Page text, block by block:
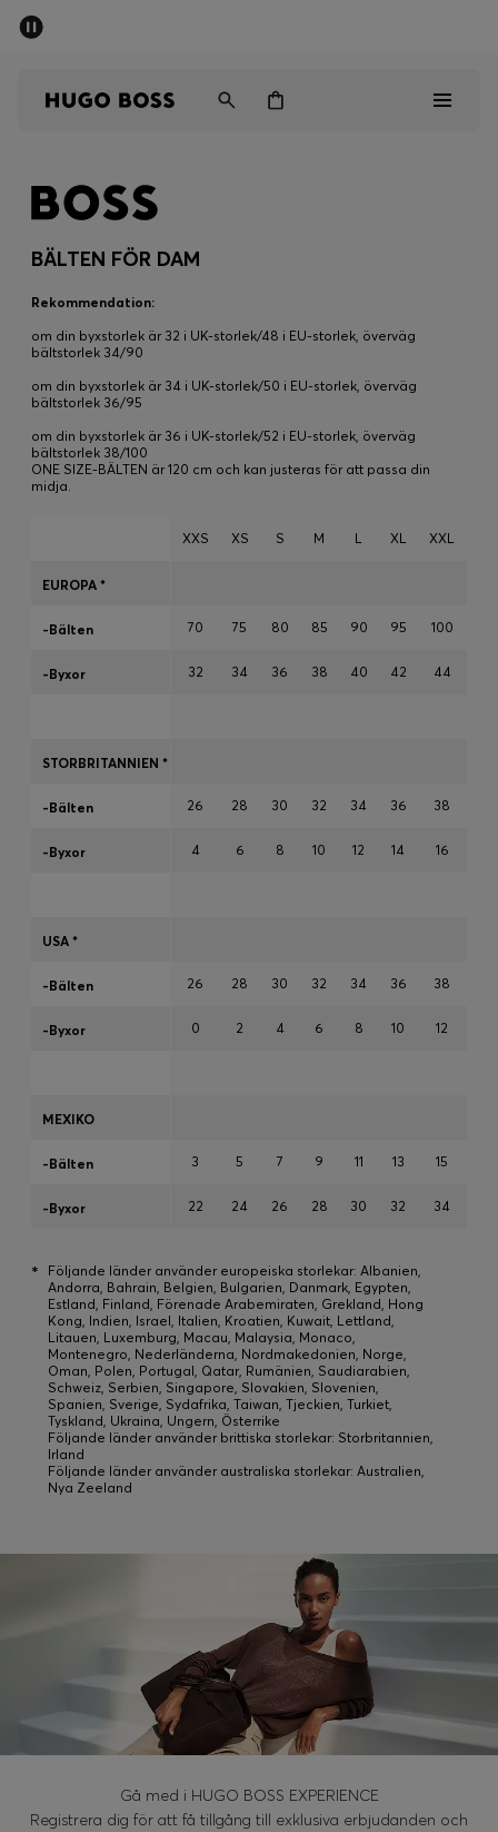
Herr
Barn
Presenter
Upptäck
Sale
FAQ & Hjälp
BÄLTEN FÖR DAM
Rekommendation:
om din byxstorlek är 32 i UK-storlek/48 i EU-storlek, överväg
bältstorlek 34/90
om din byxstorlek är 34 i UK-storlek/50 i EU-storlek, överväg
bältstorlek 36/95
om din byxstorlek är 36 i UK-storlek/52 i EU-storlek, överväg
bältstorlek 38/100
ONE SIZE-BÄLTEN är 120 cm och kan justeras för att passa din
midja.
XXS XS S M L XL XXL
70 75 80 85 90 95 100
32 34 36 38 40 42 44
26 28 30 32 34 36 38
4 6 8 10 12 14 16
26 28 30 32 34 36 38
0 2 4 6 8 10 12
3 5 7 9 11 13 15
22 24 26 28 30 32 34
EUROPA *
-Bälten
-Byxor
STORBRITANNIEN *
-Bälten
-Byxor
USA *
-Bälten
-Byxor
MEXIKO
-Bälten
-Byxor
*
Följande länder använder europeiska storlekar: Albanien,
Andorra, Bahrain, Belgien, Bulgarien, Danmark, Egypten,
Estland, Finland, Förenade Arabemiraten, Grekland, Hong
Kong, Indien, Israel, Italien, Kroatien, Kuwait, Lettland,
Litauen, Luxemburg, Macau, Malaysia, Monaco,
Montenegro, Nederländerna, Nordmakedonien, Norge,
Oman, Polen, Portugal, Qatar, Rumänien, Saudiarabien,
Schweiz, Serbien, Singapore, Slovakien, Slovenien,
Spanien, Sverige, Sydafrika, Taiwan, Tjeckien, Turkiet,
Tyskland, Ukraina, Ungern, Österrike
Följande länder använder brittiska storlekar: Storbritannien,
Irland
Följande länder använder australiska storlekar: Australien,
Nya Zeeland
Gå med i HUGO BOSS EXPERIENCE
Registrera dig för att få tillgång till exklusiva erbjudanden och